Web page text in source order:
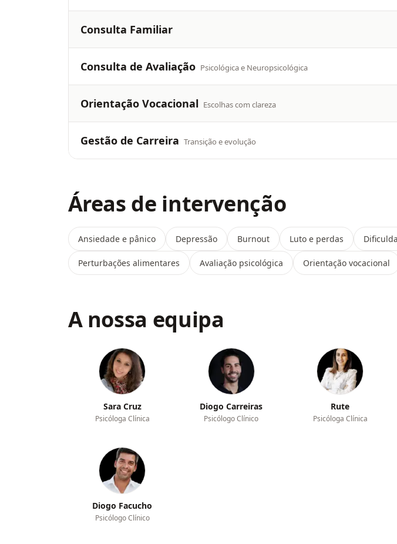
Consulta Familiar
Consulta de Avaliação Psicológica e Neuropsicológica
Orientação Vocacional Escolhas com clareza
Gestão de Carreira Transição e evolução
Áreas de intervenção
Ansiedade e pânico Depressão Burnout Luto e perdas
Perturbações alimentares Avaliação psicológica Orientação vocacional
A nossa equipa
Sara Cruz
Psicóloga Clínica
Diogo Carreiras
Psicólogo Clínico
Rute
Psicóloga Clínica
Diogo Facucho
Psicólogo Clínico